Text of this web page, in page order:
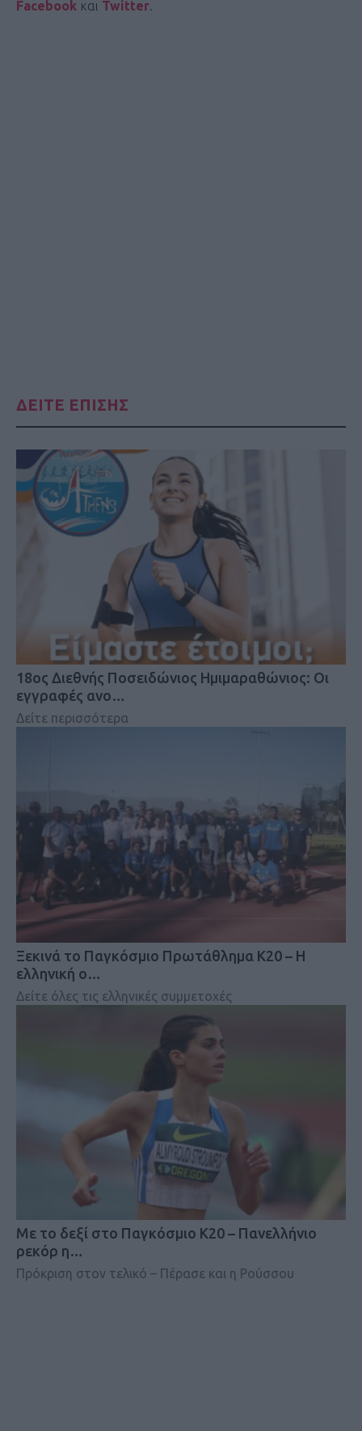
Facebook και Twitter.
ΔΕΙΤΕ ΕΠΙΣΗΣ
18oς Διεθνής Ποσειδώνιος Ημιμαραθώνιος: Οι
εγγραφές ανο…
Δείτε περισσότερα
Ξεκινά το Παγκόσμιο Πρωτάθλημα Κ20 – Η
ελληνική ο…
Δείτε όλες τις ελληνικές συμμετοχές
Mε το δεξί στο Παγκόσμιο Κ20 – Πανελλήνιο
ρεκόρ η…
Πρόκριση στον τελικό – Πέρασε και η Ρούσσου